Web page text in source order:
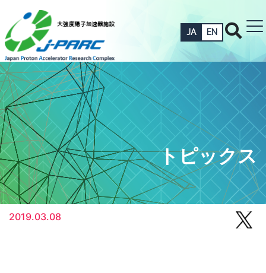
JA EN
トピックス
2019.03.08